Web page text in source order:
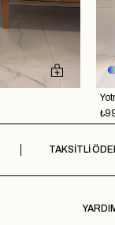
TAKSİTLİ